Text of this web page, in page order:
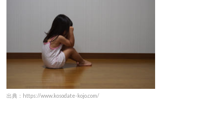
出典：https://www.kosodate-kojo.com/